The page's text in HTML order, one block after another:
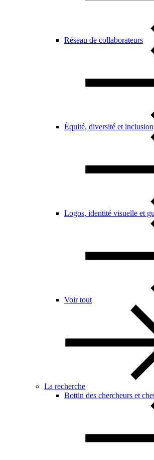
Réseau de collaborateurs
Équité, diversité et inclusion
Logos, identité visuelle et
Voir tout
La recherche
Bottin des chercheurs et